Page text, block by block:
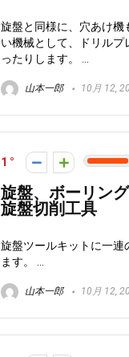
旋盤と同様に、穴あけ機
い機械として、ドリル
ったりします。 ...
山本一郎 10月 12,
1
旋盤、ボーリン
旋盤切削工具
旋盤ツールキットに一連
ます。 ...
山本一郎 10月 12,